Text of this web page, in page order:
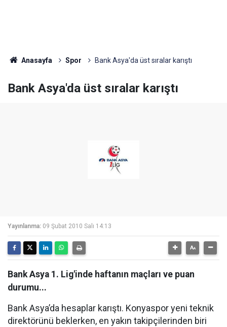
Anasayfa Spor Bank Asya'da üst sıralar karıştı
Bank Asya'da üst sıralar karıştı
Yayınlanma: 09 Şubat 2010 Salı 14:13
Bank Asya 1. Lig'inde haftanın maçları ve puan
durumu...
Bank Asya’da hesaplar karıştı. Konyaspor yeni teknik
direktörünü beklerken, en yakın takipçilerinden biri